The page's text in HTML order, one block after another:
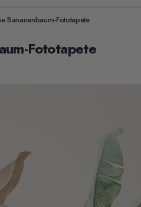
Bananenbaum-Fototapete
Fototapete